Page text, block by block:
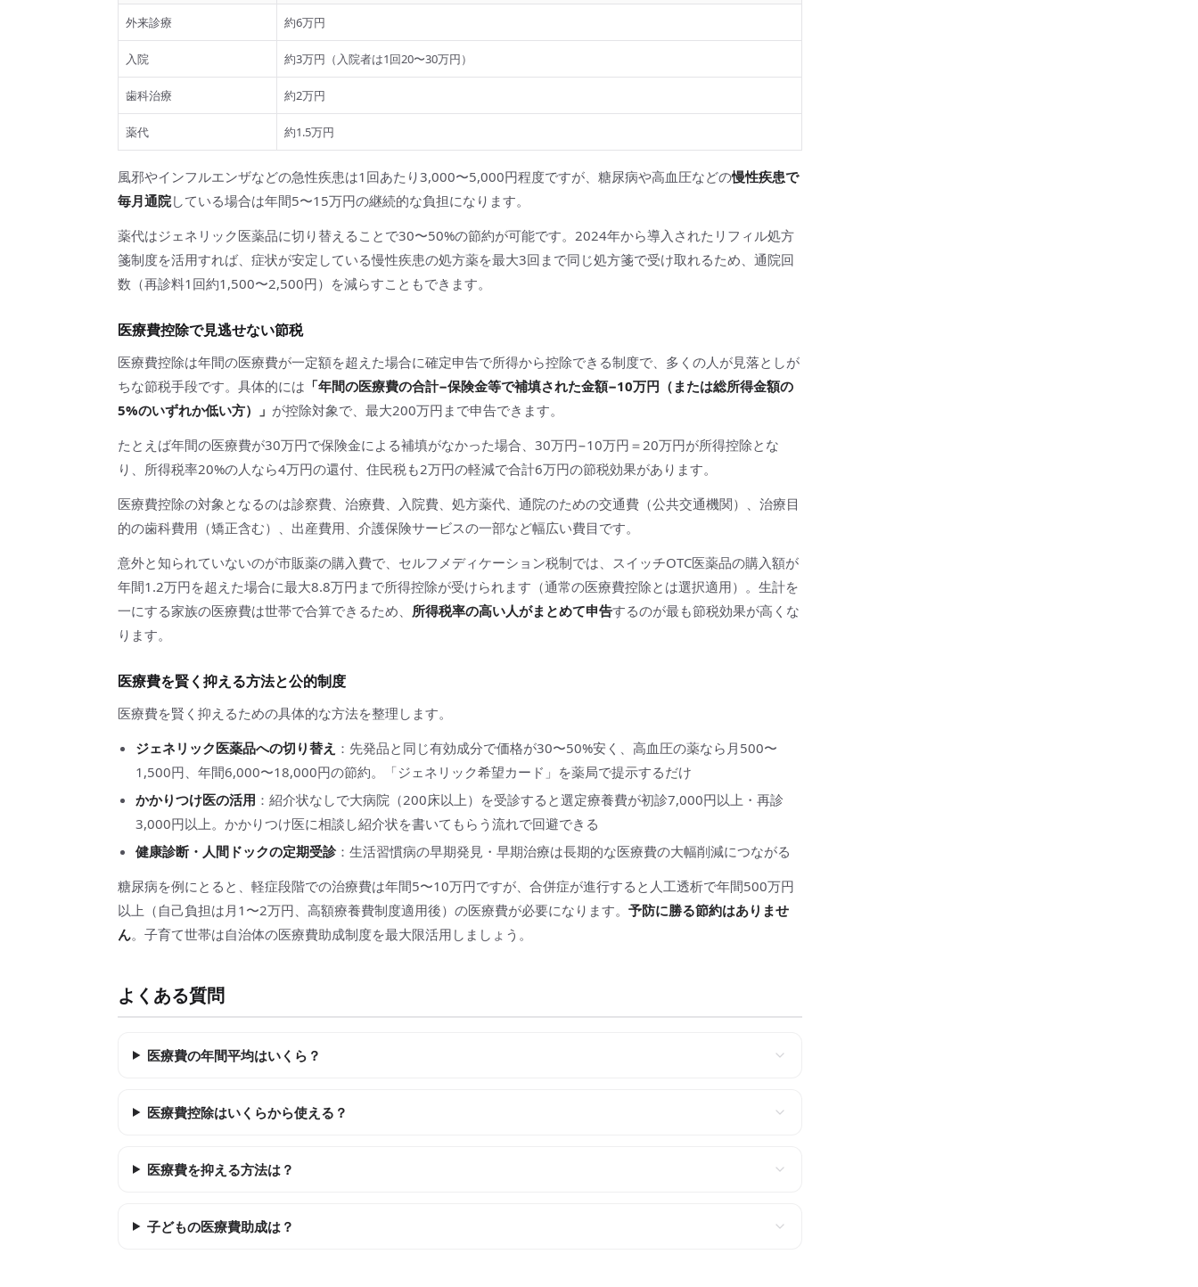
外来診療 約6万円
入院 約3万円（入院者は1回20〜30万円）
歯科治療 約2万円
薬代 約1.5万円
風邪やインフルエンザなどの急性疾患は1回あたり3,000〜5,000円程度ですが、糖尿病や高血圧などの慢性疾患で
毎月通院している場合は年間5〜15万円の継続的な負担になります。
薬代はジェネリック医薬品に切り替えることで30〜50%の節約が可能です。2024年から導入されたリフィル処方
箋制度を活用すれば、症状が安定している慢性疾患の処方薬を最大3回まで同じ処方箋で受け取れるため、通院回
数（再診料1回約1,500〜2,500円）を減らすこともできます。
医療費控除で見逃せない節税
医療費控除は年間の医療費が一定額を超えた場合に確定申告で所得から控除できる制度で、多くの人が見落としが
ちな節税手段です。具体的には 「年間の医療費の合計−保険金等で補填された金額−10万円（または総所得金額の
5%のいずれか低い方）」 が控除対象で、最大200万円まで申告できます。
たとえば年間の医療費が30万円で保険金による補填がなかった場合、30万円−10万円＝20万円が所得控除とな
り、所得税率20%の人なら4万円の還付、住民税も2万円の軽減で合計6万円の節税効果があります。
医療費控除の対象となるのは診察費、治療費、入院費、処方薬代、通院のための交通費（公共交通機関）、治療目
的の歯科費用（矯正含む）、出産費用、介護保険サービスの一部など幅広い費目です。
意外と知られていないのが市販薬の購入費で、セルフメディケーション税制では、スイッチOTC医薬品の購入額が
年間1.2万円を超えた場合に最大8.8万円まで所得控除が受けられます（通常の医療費控除とは選択適用）。生計を
一にする家族の医療費は世帯で合算できるため、 所得税率の高い人がまとめて申告するのが最も節税効果が高くな
ります。
医療費を賢く抑える方法と公的制度
医療費を賢く抑えるための具体的な方法を整理します。
ジェネリック医薬品への切り替え ：先発品と同じ有効成分で価格が30〜50%安く、高血圧の薬なら月500〜
1,500円、年間6,000〜18,000円の節約。「ジェネリック希望カード」を薬局で提示するだけ
かかりつけ医の活用 ：紹介状なしで大病院（200床以上）を受診すると選定療養費が初診7,000円以上・再診
3,000円以上。かかりつけ医に相談し紹介状を書いてもらう流れで回避できる
健康診断・人間ドックの定期受診：生活習慣病の早期発見・早期治療は長期的な医療費の大幅削減につながる
糖尿病を例にとると、軽症段階での治療費は年間5〜10万円ですが、合併症が進行すると人工透析で年間500万円
以上（自己負担は月1〜2万円、高額療養費制度適用後）の医療費が必要になります。 予防に勝る節約はありませ
ん。子育て世帯は自治体の医療費助成制度を最大限活用しましょう。
よくある質問
医療費の年間平均はいくら？
医療費控除はいくらから使える？
医療費を抑える方法は？
子どもの医療費助成は？